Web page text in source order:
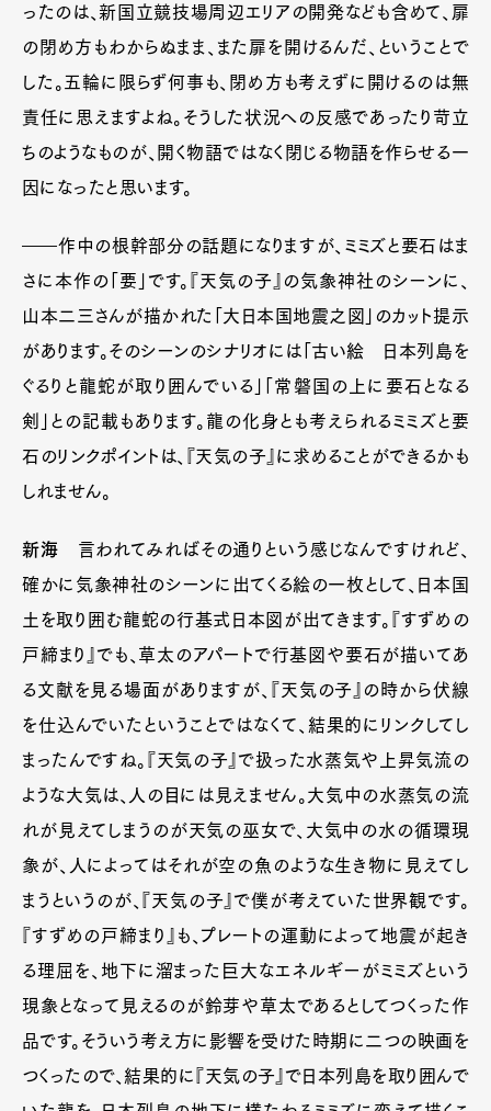
Art&DesignWatchFashion
ProductCultureLifestyle
ったのは、新国立競技場周辺エリアの開発なども含めて、扉
の閉め方もわからぬまま、また扉を開けるんだ、ということで
した。五輪に限らず何事も、閉め方も考えずに開けるのは無
責任に思えますよね。そうした状況への反感であったり苛立
ちのようなものが、開く物語ではなく閉じる物語を作らせる一
因になったと思います。
――作中の根幹部分の話題になりますが、ミミズと要石はま
さに本作の「要」です。『天気の子』の気象神社のシーンに、
山本二三さんが描かれた「大日本国地震之図」のカット提示
があります。そのシーンのシナリオには「古い絵 日本列島を
ぐるりと龍蛇が取り囲んでいる」「常磐国の上に要石となる
剣」との記載もあります。龍の化身とも考えられるミミズと要
石のリンクポイントは、『天気の子』に求めることができるかも
しれません。
新海 言われてみればその通りという感じなんですけれど、
確かに気象神社のシーンに出てくる絵の一枚として、日本国
土を取り囲む龍蛇の行基式日本図が出てきます。『すずめの
戸締まり』でも、草太のアパートで行基図や要石が描いてあ
る文献を見る場面がありますが、『天気の子』の時から伏線
を仕込んでいたということではなくて、結果的にリンクしてし
まったんですね。『天気の子』で扱った水蒸気や上昇気流の
ような大気は、人の目には見えません。大気中の水蒸気の流
れが見えてしまうのが天気の巫女で、大気中の水の循環現
象が、人によってはそれが空の魚のような生き物に見えてし
まうというのが、『天気の子』で僕が考えていた世界観です。
『すずめの戸締まり』も、プレートの運動によって地震が起き
る理屈を、地下に溜まった巨大なエネルギーがミミズという
現象となって見えるのが鈴芽や草太であるとしてつくった作
品です。そういう考え方に影響を受けた時期に二つの映画を
つくったので、結果的に『天気の子』で日本列島を取り囲んで